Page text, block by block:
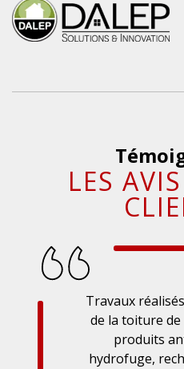
LES
Travaux
de la toiture
produits
hydrofuge,